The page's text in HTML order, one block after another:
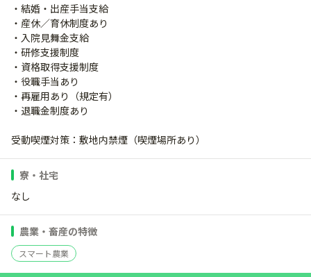
・結婚・出産手当支給
・産休／育休制度あり
・入院見舞金支給
・研修支援制度
・資格取得支援制度
・役職手当あり
・再雇用あり（規定有）
・退職金制度あり
受動喫煙対策：敷地内禁煙（喫煙場所あり）
寮・社宅
なし
農業・畜産の特徴
スマート農業